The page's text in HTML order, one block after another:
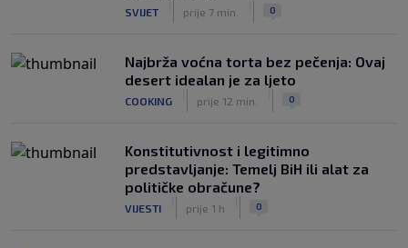
SVIJET prije 7 min. 0
Najbrža voćna torta bez pečenja: Ovaj
desert idealan je za ljeto
COOKING prije 12 min. 0
Konstitutivnost i legitimno
predstavljanje: Temelj BiH ili alat za
političke obračune?
VIJESTI prije 1 h 0